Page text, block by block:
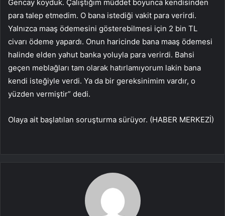
Gencay koyduk. Çalıştığım müddet boyunca kendisinden
para talep etmedim. O bana istediği vakit para verirdi.
Yalnızca maaş ödemesini gösterebilmesi için 2 bin TL
civarı ödeme yapardı. Onun haricinde bana maaş ödemesi
halinde elden yahut banka yoluyla para verirdi. Bahsi
geçen meblağları tam olarak hatırlamıyorum lakin bana
kendi isteğiyle verdi. Ya da bir gereksinimim vardır, o
yüzden vermiştir” dedi.
Olaya ait başlatılan soruşturma sürüyor. (HABER MERKEZİ)